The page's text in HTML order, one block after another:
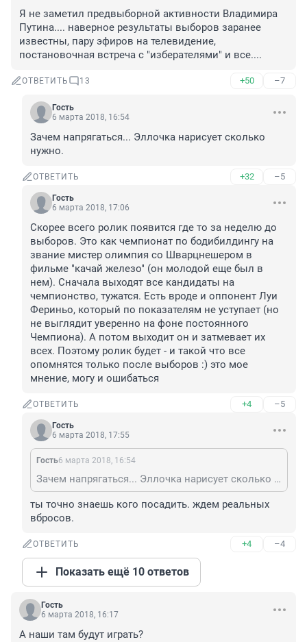
Я не заметил предвыборной активности Владимира
Путина.... наверное результаты выборов заранее
известны, пару эфиров на телевидение,
постановочная встреча с "изберателями" и все....
ОТВЕТИТЬ 13 +50 –7
Гость
6 марта 2018, 16:54
Зачем напрягаться... Эллочка нарисует сколько
нужно.
ОТВЕТИТЬ +32 –5
Гость
6 марта 2018, 17:06
Скорее всего ролик появится где то за неделю до
выборов. Это как чемпионат по бодибилдингу на
звание мистер олимпия со Шварцнешером в
фильме "качай железо" (он молодой еще был в
нем). Сначала выходят все кандидаты на
чемпионство, тужатся. Есть вроде и оппонент Луи
Фериньо, который по показателям не уступает (но
не выглядит уверенно на фоне постоянного
Чемпиона). А потом выходит он и затмевает их
всех. Поэтому ролик будет - и такой что все
опомнятся только после выборов :) это мое
мнение, могу и ошибаться
ОТВЕТИТЬ +4 –5
Гость
6 марта 2018, 17:55
Гость6 марта 2018, 16:54
Зачем напрягаться... Эллочка нарисует сколько нужно.
ты точно знаешь кого посадить. ждем реальных
вбросов.
ОТВЕТИТЬ +4 –4
Показать ещё 10 ответов
Гость
6 марта 2018, 16:17
А наши там будут играть?